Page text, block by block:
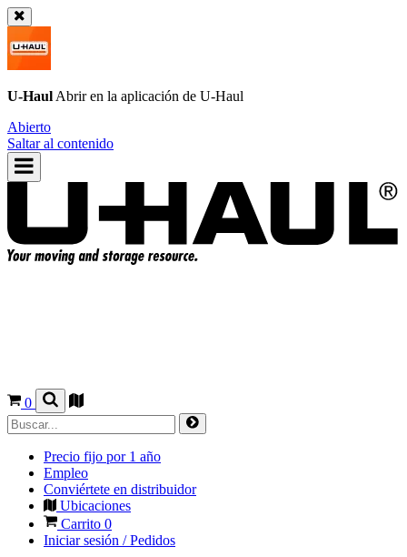
U-Haul Abrir en la aplicación de U-Haul
Abierto
Saltar al contenido
0
Precio fijo por 1 año
Empleo
Conviértete en distribuidor
Ubicaciones
Carrito 0
Iniciar sesión / Pedidos